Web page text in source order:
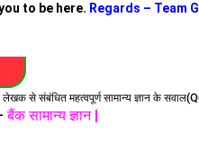
to be here. Regards – Team
लेखक से संबंधित महत्वपूर्ण सामान्य ज्ञान के
बैंक सामान्य ज्ञान |